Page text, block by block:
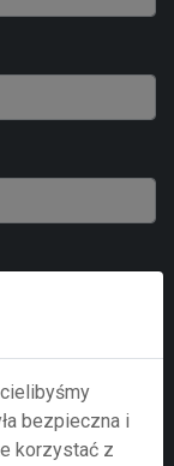
bezpieczna i
korzystać z